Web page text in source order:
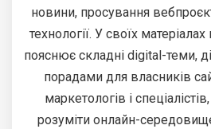
новини, просування
технології. У своїх
пояснює складні digital-теми,
порадами для власників
маркетологів і
розуміти онлайн-